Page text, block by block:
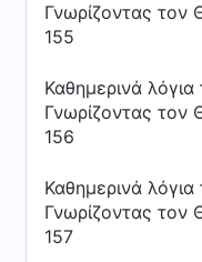
Γνωρίζοντας
155
Καθημερινά
Γνωρίζοντας
156
Καθημερινά
Γνωρίζοντας
157